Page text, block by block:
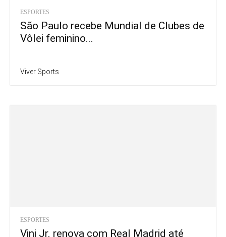
ESPORTES
São Paulo recebe Mundial de Clubes de
Vôlei feminino...
Viver Sports
ESPORTES
Vini Jr. renova com Real Madrid até